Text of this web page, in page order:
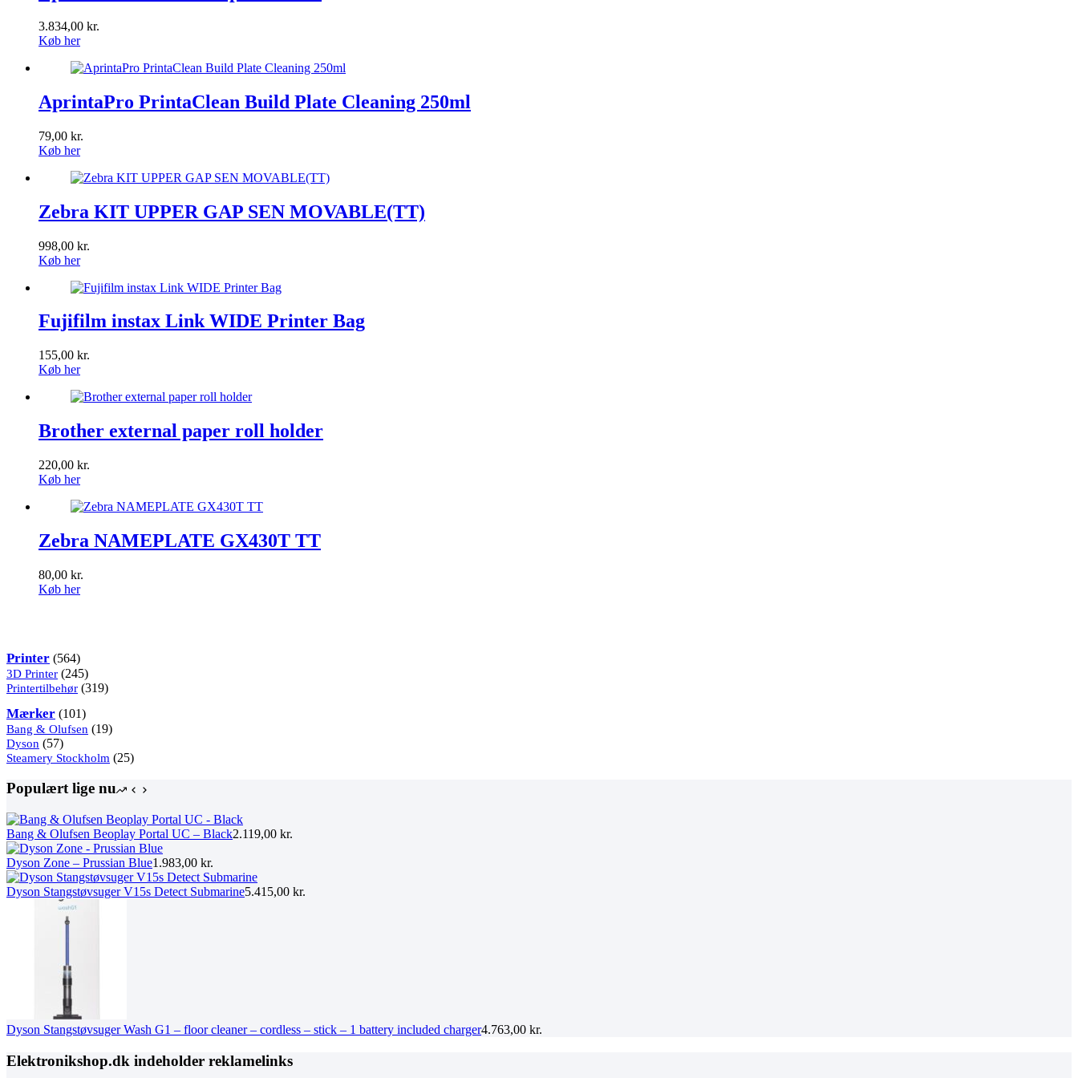
3.834,00 kr.
Køb her
AprintaPro PrintaClean Build Plate Cleaning 250ml
79,00 kr.
Køb her
Zebra KIT UPPER GAP SEN MOVABLE(TT)
998,00 kr.
Køb her
Fujifilm instax Link WIDE Printer Bag
155,00 kr.
Køb her
Brother external paper roll holder
220,00 kr.
Køb her
Zebra NAMEPLATE GX430T TT
80,00 kr.
Køb her
Printer 564564
varer
3D Printer 245245
varer
Printertilbehør 319319
Mærker 101101
varer
Bang & Olufsen 1919
Dyson 5757
varer
Steamery Stockholm 2525
Populært lige nu
Bang & Olufsen Beoplay Portal UC – Black2.119,00 kr.
Dyson Zone – Prussian Blue1.983,00 kr.
Dyson Stangstøvsuger V15s Detect Submarine5.415,00 kr.
Dyson Stangstøvsuger Wash G1 – floor cleaner – cordless – stick – 1 battery included charger4.763,00 kr.
Elektronikshop.dk indeholder reklamelinks